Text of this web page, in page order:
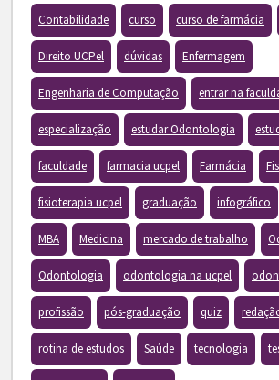
Contabilidade curso curso de farmácia
Direito UCPel dúvidas Enfermagem
Engenharia de Computação entrar na
especialização estudar Odontologia
faculdade farmacia ucpel Farmácia
fisioterapia ucpel graduação infográfico
MBA Medicina mercado de trabalho
Odontologia odontologia na ucpel
profissão pós-graduação quiz
rotina de estudos Saúde tecnologia